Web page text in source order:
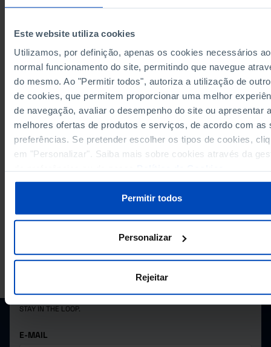
Este website utiliza cookies
Utilizamos, por definição, apenas os cookies necessários ao
normal funcionamento do site, permitindo que navegue
do mesmo. Ao "Permitir todos", autoriza a utilização de
de cookies, que permitem proporcionar uma melhor
de navegação, avaliar o desempenho do site ou apresentar
melhores ofertas de produtos e serviços, de acordo com as
preferências. Se pretender escolher os tipos de cookies,
em "Personalizar". Saiba mais sobre cookies através da
Permitir todos
Personalizar
Rejeitar
2023
189,367 28,286
Sources/Entities: INE, PORDATA
Last updated: 2024-09-30
RELATED
Permanent immigrants: total and by sex in Portugal
Registred individuals: total, by citizenship and by residence in Portugal
PORDATA IS A PROJECT OF THE FUNDAÇÃO FRANCISCO MANUEL DOS
SUBSCRIBE TO FUNDAÇÃO NEWSLETTER
STAY IN THE LOOP.
E-MAIL